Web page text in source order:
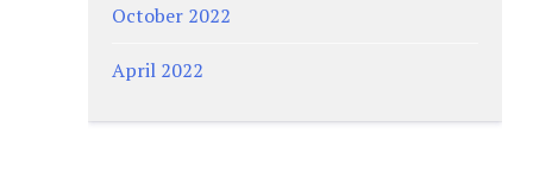
October 2022
April 2022